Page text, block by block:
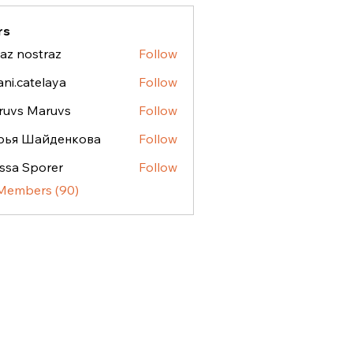
nostraz Follow
Follow
Maruvs
Follow
Шайденкова
Follow
Sporer
Follow
(90)